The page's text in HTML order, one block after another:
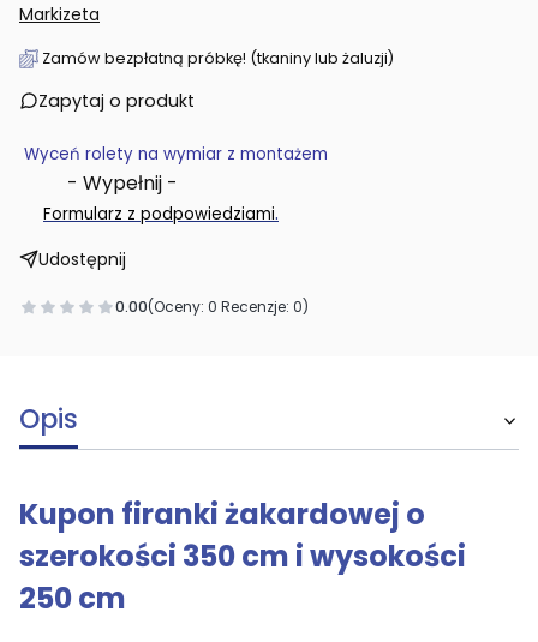
Markizeta
Zamów bezpłatną próbkę! (tkaniny lub żaluzji)
Zapytaj o produkt
Wyceń rolety na wymiar z montażem
- Wypełnij -
Formularz z podpowiedziami.
Udostępnij
0.00(Oceny: 0 Recenzje: 0)
Opis
Kupon firanki żakardowej o
szerokości 350 cm i wysokości
250 cm